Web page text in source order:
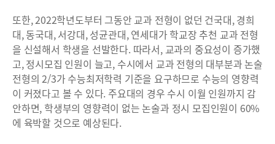
또한, 2022학년도부터 그동안 교과 전형이 없던 건국대, 경희
대, 동국대, 서강대, 성균관대, 연세대가 학교장 추천 교과 전형
을 신설해서 학생을 선발한다. 따라서, 교과의 중요성이 증가했
고, 정시모집 인원이 늘고, 수시에서 교과 전형의 대부분과 논술
전형의 2/3가 수능최저학력 기준을 요구하므로 수능의 영향력
이 커졌다고 볼 수 있다. 주요대의 경우 수시 이월 인원까지 감
안하면, 학생부의 영향력이 없는 논술과 정시 모집인원이 60%
에 육박할 것으로 예상된다.